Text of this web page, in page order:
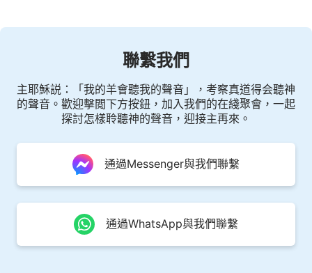
聯繫我們
主耶穌説：「我的羊會聽我的聲音」，考察真道得会聽神
的聲音。歡迎擊閲下方按鈕，加入我們的在綫聚會，一起
探討怎樣聆聽神的聲音，迎接主再來。
通過Messenger與我們聯繫
通過WhatsApp與我們聯繫